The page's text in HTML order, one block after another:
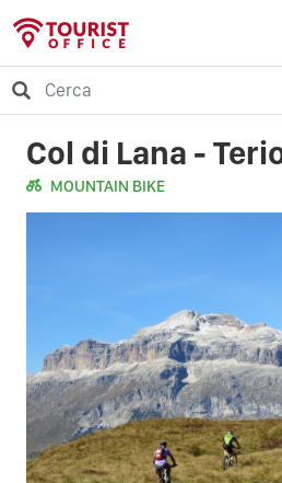
Col di Lana -
MOUNTAIN BIKE